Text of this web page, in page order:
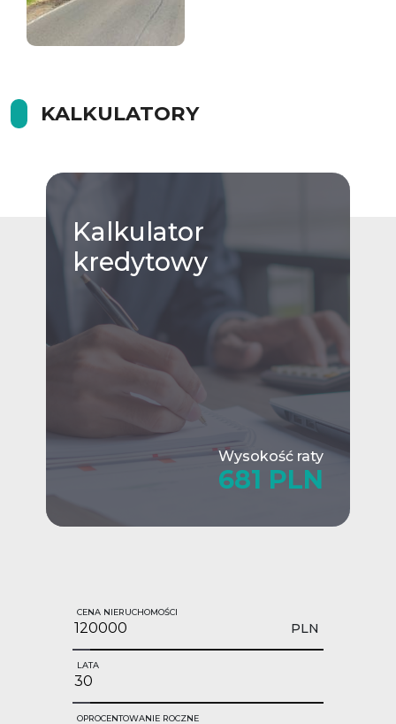
KALKULATORY
Kalkulator
kredytowy
Wysokość raty
681 PLN
CENA NIERUCHOMOŚCI
PLN
LATA
OPROCENTOWANIE ROCZNE